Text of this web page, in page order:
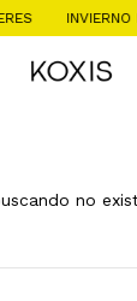
INVIERNO
no